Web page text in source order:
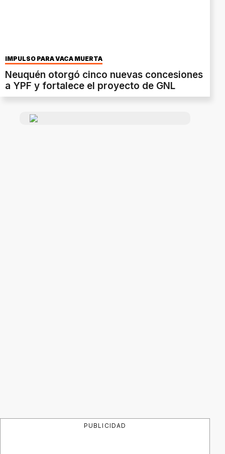
IMPULSO PARA VACA MUERTA
Neuquén otorgó cinco nuevas concesiones
a YPF y fortalece el proyecto de GNL
PUBLICIDAD